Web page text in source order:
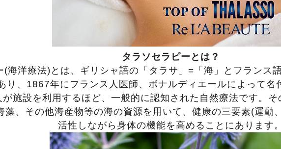
タラソセラピーとは？
(海洋療法)とは、ギリシャ語の「タラサ」=「海」とフランス
り、1867年にフランス人医師、ボナルディエールによって名
施設を利用するほど、一般的に認知された自然療法です。そ
藻、その他海産物等の海の資源を用いて、健康の三要素(運動
活性しながら身体の機能を高めることにあります。